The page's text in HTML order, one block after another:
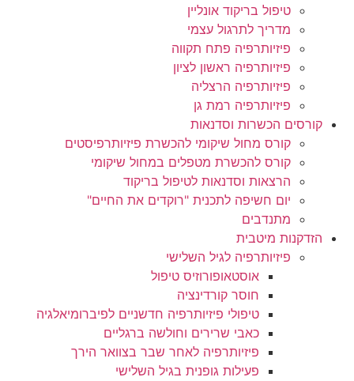
טיפול בריקוד אונליין
מדריך לתרגול עצמי
פיזיותרפיה פתח תקווה
פיזיותרפיה ראשון לציון
פיזיותרפיה הרצליה
פיזיותרפיה רמת גן
קורסים הכשרות וסדנאות
קורס מחול שיקומי להכשרת פיזיותרפיסטים
קורס להכשרת מטפלים במחול שיקומי
הרצאות וסדנאות לטיפול בריקוד
יום חשיפה לתכנית "רוקדים את החיים"
מתנדבים
הזדקנות מיטבית
פיזיותרפיה לגיל השלישי
אוסטאופורוזיס טיפול
חוסר קורדינציה
טיפולי פיזיותרפיה חדשניים לפיברומיאלגיה
כאבי שרירים וחולשה ברגליים
פיזיותרפיה לאחר שבר בצוואר הירך
פעילות גופנית בגיל השלישי